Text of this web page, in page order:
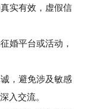
实有效，虚假信
婚平台或活动，
，避免涉及敏感
入交流。